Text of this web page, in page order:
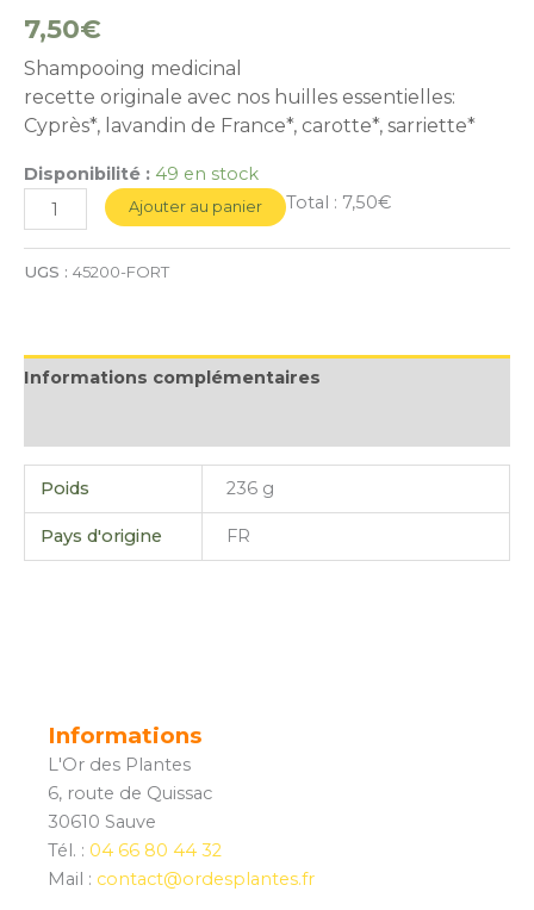
7,50€
Shampooing medicinal
recette originale avec nos huilles essentielles:
Cyprès*, lavandin de France*, carotte*, sarriette*
Disponibilité : 49 en stock
Ajouter au panier Total : 7,50€
UGS : 45200-FORT
Informations complémentaires
Poids 236 g
Pays d'origine FR
Informations
L'Or des Plantes
6, route de Quissac
30610 Sauve
Tél. : 04 66 80 44 32
Mail : contact@ordesplantes.fr